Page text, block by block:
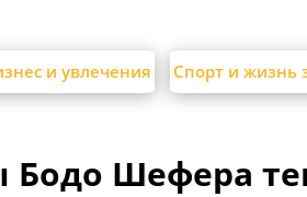
и увлечения Спорт и жизнь
Шефера